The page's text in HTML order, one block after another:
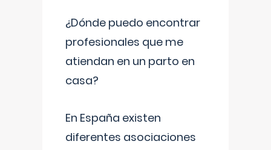
¿Dónde puedo encontrar
profesionales que me
atiendan en un parto en
casa?
En España existen
diferentes asociaciones